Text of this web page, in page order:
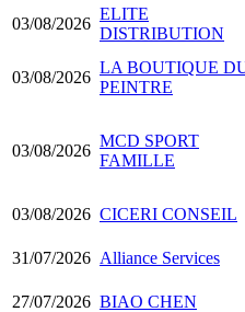
03/08/2026
ELITE
DISTRIBUTION
03/08/2026
LA BOUTIQUE
PEINTRE
03/08/2026
MCD SPORT
FAMILLE
03/08/2026 CICERI CONSEIL
31/07/2026 Alliance Services
27/07/2026 BIAO CHEN